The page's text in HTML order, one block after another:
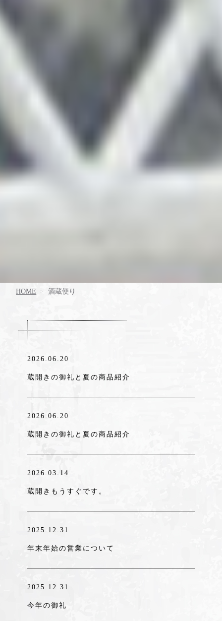
HOME 酒蔵便り
2026.06.20
蔵開きの御礼と夏の商品紹介
2026.06.20
蔵開きの御礼と夏の商品紹介
2026.03.14
蔵開きもうすぐです。
2025.12.31
年末年始の営業について
2025.12.31
今年の御礼